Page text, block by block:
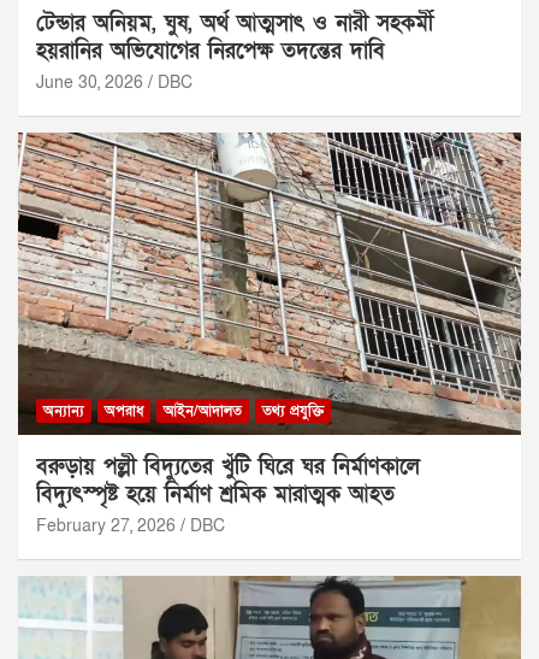
টেন্ডার অনিয়ম, ঘুষ, অর্থ আত্মসাৎ ও নারী সহকর্মী
হয়রানির অভিযোগের নিরপেক্ষ তদন্তের দাবি
June 30, 2026 DBC
অন্যান্য অপরাধ আইন/আদালত তথ্য প্রযুক্তি
বরুড়ায় পল্লী বিদ্যুতের খুঁটি ঘিরে ঘর নির্মাণকালে
বিদ্যুৎস্পৃষ্ট হয়ে নির্মাণ শ্রমিক মারাত্মক আহত
February 27, 2026 DBC